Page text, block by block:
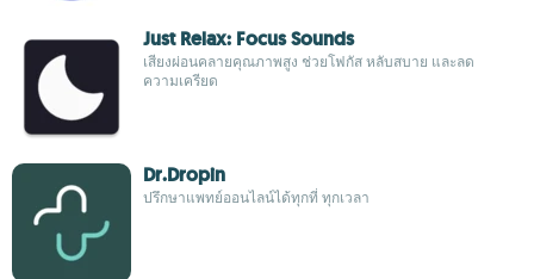
Just Relax: Focus Sounds
เสียงผ่อนคลายคุณภาพสูง ช่วยโฟกัส หลับสบาย และลด
ความเครียด
Dr.Dropin
ปรึกษาแพทย์ออนไลน์ได้ทุกที่ ทุกเวลา